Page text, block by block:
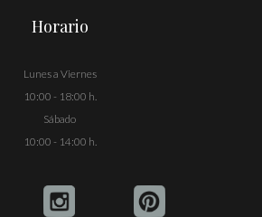
Horario
Lunes a Viernes
10:00 - 18:00 h.
Sábado
10:00 - 14:00 h.